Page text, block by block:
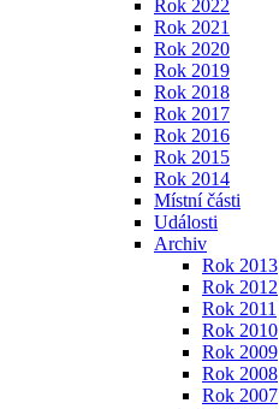
Rok 2022
Rok 2021
Rok 2020
Rok 2019
Rok 2018
Rok 2017
Rok 2016
Rok 2015
Rok 2014
Místní části
Události
Archiv
Rok 2013
Rok 2012
Rok 2011
Rok 2010
Rok 2009
Rok 2008
Rok 2007